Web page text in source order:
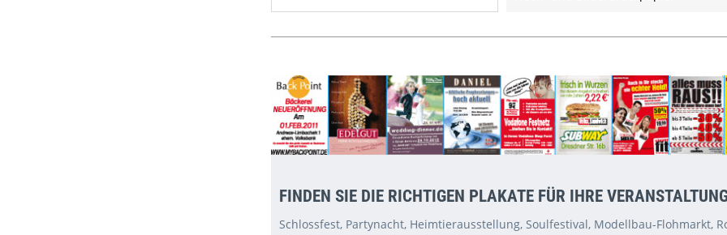
FINDEN SIE DIE RICHTIGEN PLAKATE FÜR IHRE
Schlossfest, Partynacht, Heimtierausstellung, Soulfestival, Modellbau-Flohmarkt,